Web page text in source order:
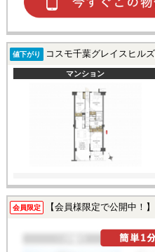
値下がり コスモ千葉グレイスヒルズ|
マンション
会員限定 【会員様限定で公開中！】